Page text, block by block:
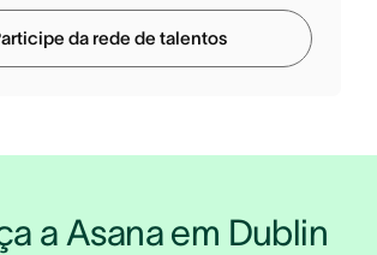
da rede de talentos
a Asana em Dublin